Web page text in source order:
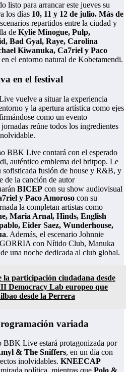
para arrancar este jueves su
los días 10, 11 y 12 de julio. Más de
repartidos entre la ciudad y
de Kylie Minogue, Pulp,
Bad Gyal, Raye, Carolina
Kiwanuka, Ca7riel y Paco
el entorno natural de Kobetamendi.
en el festival
vuelve a situar la experiencia
y la apertura artística como ejes
como un evento
reúne todos los ingredientes
BBK Live contará con el esperado
auténtico emblema del britpop. Le
sofisticada fusión de house y R&B, y
de la canción de autor
BICEP con su show audiovisual
y Paco Amoroso con su
la completan artistas como
Maria Arnal, Hinds, English
Eider Saez, Wunderhouse,
. Además, el escenario Johnnie
con Nítido Club, Manuka
una noche dedicada al club global.
la participación ciudadana desde
Democracy Lab europeo que
desde la Perrera
variada
BBK Live estará protagonizada por
& The Sniffers, en un día con
inolvidables. KNEECAP